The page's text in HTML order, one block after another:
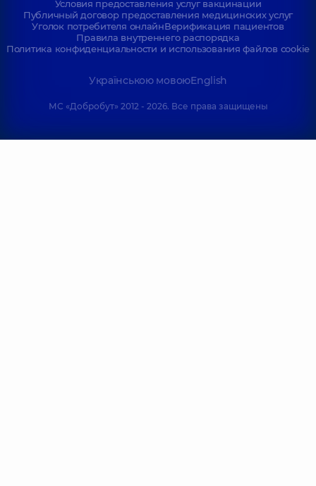
Условия предоставления услуг вакцинации
Публичный договор предоставления медицинских услуг
Уголок потребителя онлайнВерификация пациентов
Правила внутреннего распорядка
Политика конфиденциальности и использования файлов cookie
Українською мовоюEnglish
МС «Добробут» 2012 - 2026. Все права защищены